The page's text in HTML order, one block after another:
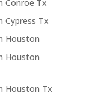
Conroe Tx
Cypress Tx
Houston
Houston
Houston Tx